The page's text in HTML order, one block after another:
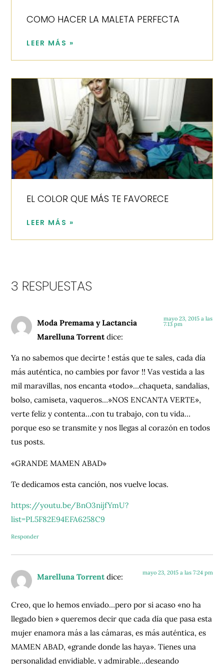
COMO HACER LA MALETA PERFECTA
LEER MÁS »
EL COLOR QUE MÁS TE FAVORECE
LEER MÁS »
3 RESPUESTAS
Moda Premama y Lactancia
Marelluna Torrent dice:
mayo 23, 2015 a las
7:13 pm
Ya no sabemos que decirte ! estás que te sales, cada día
más auténtica, no cambies por favor !! Vas vestida a las
mil maravillas, nos encanta «todo»…chaqueta, sandalias,
bolso, camiseta, vaqueros…»NOS ENCANTA VERTE»,
verte feliz y contenta…con tu trabajo, con tu vida…
porque eso se transmite y nos llegas al corazón en todos
tus posts.
«GRANDE MAMEN ABAD»
Te dedicamos esta canción, nos vuelve locas.
https://youtu.be/BnO3nijfYmU?
list=PL5F82E94EFA6258C9
Responder
Marelluna Torrent dice: mayo 23, 2015 a las 7:24 pm
Creo, que lo hemos enviado…pero por si acaso «no ha
llegado bien » queremos decir que cada día que pasa esta
mujer enamora más a las cámaras, es más auténtica, es
MAMEN ABAD, «grande donde las haya». Tienes una
personalidad envidiable, y admirable…deseando